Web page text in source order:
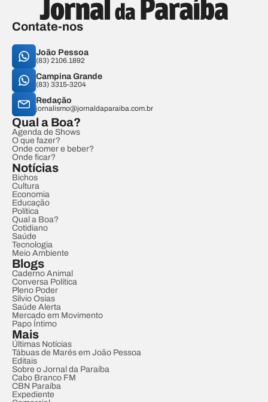
Contate-nos
João Pessoa
(83) 2106.1892
Campina Grande
(83) 3315-3204
Redação
jornalismo@jornaldaparaiba.com.br
Qual a Boa?
Agenda de Shows
O que fazer?
Onde comer e beber?
Onde ficar?
Notícias
Bichos
Cultura
Economia
Educação
Política
Qual a Boa?
Cotidiano
Saúde
Tecnologia
Meio Ambiente
Blogs
Caderno Animal
Conversa Política
Pleno Poder
Sílvio Osias
Saúde Alerta
Mercado em Movimento
Papo Íntimo
Mais
Últimas Notícias
Tábuas de Marés em João Pessoa
Editais
Sobre o Jornal da Paraíba
Cabo Branco FM
CBN Paraíba
Expediente